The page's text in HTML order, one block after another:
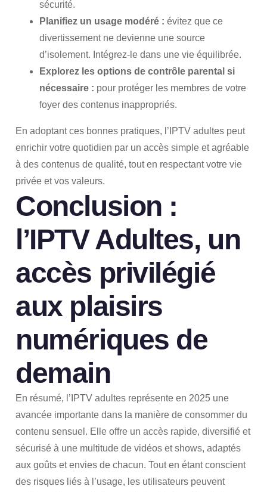
sécurité.
Planifiez un usage modéré : évitez que ce
divertissement ne devienne une source
d’isolement. Intégrez-le dans une vie équilibrée.
Explorez les options de contrôle parental si
nécessaire : pour protéger les membres de votre
foyer des contenus inappropriés.
En adoptant ces bonnes pratiques, l’IPTV adultes peut
enrichir votre quotidien par un accès simple et agréable
à des contenus de qualité, tout en respectant votre vie
privée et vos valeurs.
Conclusion :
l’IPTV Adultes, un
accès privilégié
aux plaisirs
numériques de
demain
En résumé, l’IPTV adultes représente en 2025 une
avancée importante dans la manière de consommer du
contenu sensuel. Elle offre un accès rapide, diversifié et
sécurisé à une multitude de vidéos et shows, adaptés
aux goûts et envies de chacun. Tout en étant conscient
des risques liés à l’usage, les utilisateurs peuvent